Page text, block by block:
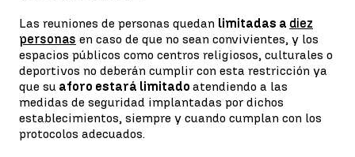
Las reuniones de personas quedan limitadas a diez
personas en caso de que no sean convivientes, y los
espacios públicos como centros religiosos, culturales o
deportivos no deberán cumplir con esta restricción ya
que su aforo estará limitado atendiendo a las
medidas de seguridad implantadas por dichos
establecimientos, siempre y cuando cumplan con los
protocolos adecuados.